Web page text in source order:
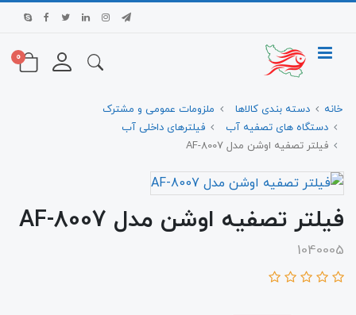
0
خانه دسته بندی کالاها
ملزومات عمومی و مشترک
دستگاه های تصفیه آب
فیلترهای داخلی آب
فیلتر تصفیه اوشن مدل AF-8007
فیلتر تصفیه اوشن مدل AF-8007
1040005